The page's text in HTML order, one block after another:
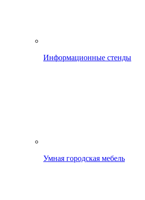
Информационные стенды
Умная городская мебель